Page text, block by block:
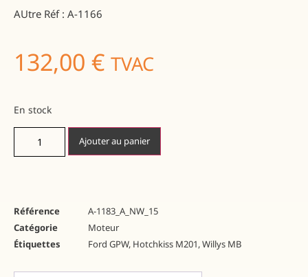
AUtre Réf : A-1166
132,00 € TVAC
En stock
Ajouter au panier
Référence
A-1183_A_NW_15
Catégorie
Moteur
Étiquettes
Ford GPW, Hotchkiss M201,Willys MB